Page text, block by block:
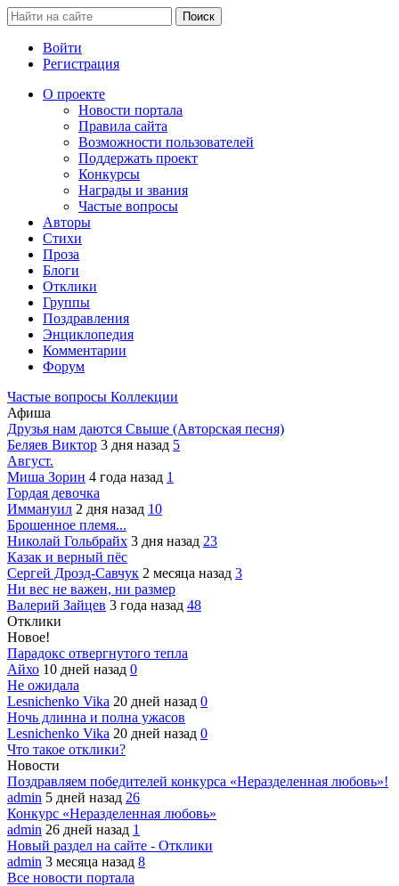
Войти
Регистрация
О проекте
Новости портала
Правила сайта
Возможности пользователей
Поддержать проект
Конкурсы
Награды и звания
Частые вопросы
Авторы
Стихи
Проза
Блоги
Отклики
Группы
Поздравления
Энциклопедия
Комментарии
Форум
Частые вопросы Коллекции
Афиша
Друзья нам даются Свыше (Авторская песня)
Беляев Виктор 3 дня назад 5
Август.
Миша Зорин 4 года назад 1
Гордая девочка
Иммануил 2 дня назад 10
Брошенное племя...
Николай Гольбрайх 3 дня назад 23
Казак и верный пёс
Сергей Дрозд-Савчук 2 месяца назад 3
Ни вес не важен, ни размер
Валерий Зайцев 3 года назад 48
Отклики
Новое!
Парадокс отвергнутого тепла
Айхо 10 дней назад 0
Не ожидала
Lesnichenko Vika 20 дней назад 0
Ночь длинна и полна ужасов
Lesnichenko Vika 20 дней назад 0
Что такое отклики?
Новости
Поздравляем победителей конкурса «Неразделенная любовь»!
admin 5 дней назад 26
Конкурс «Неразделенная любовь»
admin 26 дней назад 1
Новый раздел на сайте - Отклики
admin 3 месяца назад 8
Все новости портала